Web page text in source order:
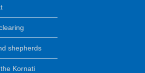
shepherds
Kornati